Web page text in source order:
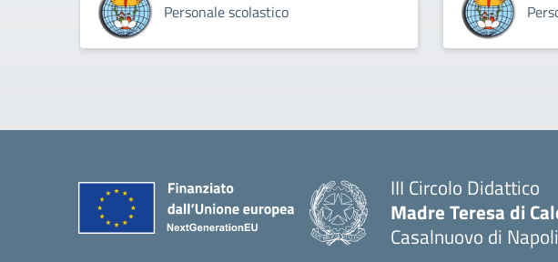
Personale scolastico
III Circolo Didattico
Madre Teresa di
Casalnuovo di Napoli